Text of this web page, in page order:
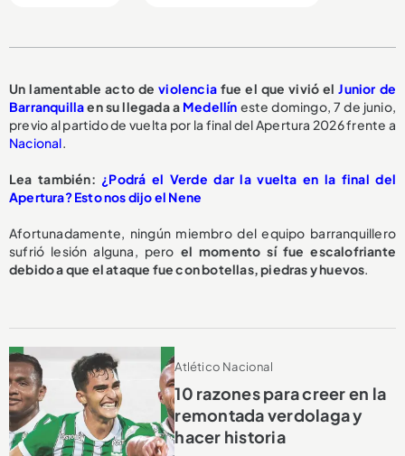
Un lamentable acto deviolencia fue el que vivió el Junior de
Barranquillaen su llegada a Medellín este domingo, 7 de junio,
previo al partido de vuelta por la final del Apertura 2026 frente a
Nacional
Lea también: ¿Podrá el Verde dar la vuelta en la final del
Apertura? Esto nos dijo el Nene
Afortunadamente, ningún miembro del equipo barranquillero
sufrió lesión alguna, pero el momento sí fue escalofriante
debido a que el ataque fue con botellas, piedras y huevos
Atlético Nacional
10 razones para creer en la
remontada verdolaga y
hacer historia